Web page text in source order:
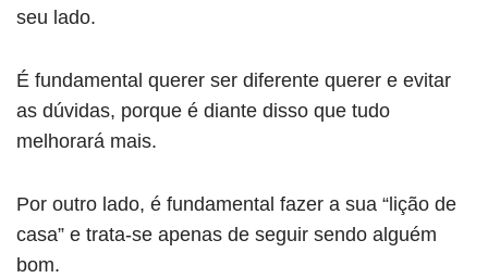
seu lado.
É fundamental querer ser diferente querer e evitar
as dúvidas, porque é diante disso que tudo
melhorará mais.
Por outro lado, é fundamental fazer a sua “lição de
casa” e trata-se apenas de seguir sendo alguém
bom.